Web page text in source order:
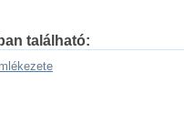
található: